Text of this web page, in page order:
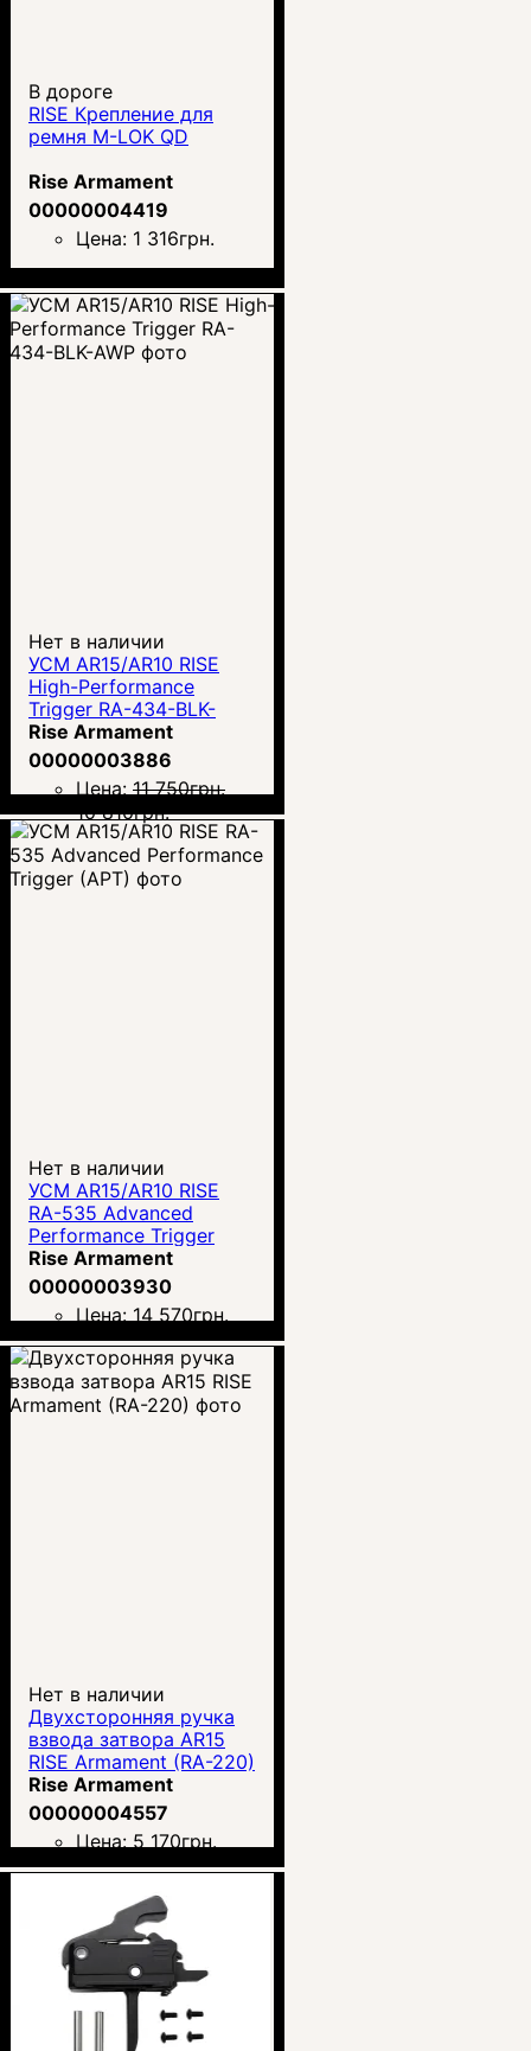
В дороге
RISE Крепление для
ремня M-LOK QD
Rise Armament
00000004419
Цена: 1 316грн.
Нет в наличии
УСМ AR15/AR10 RISE
High-Performance
Trigger RA-434-BLK-
AWP
Rise Armament
00000003886
Цена: 11 750грн.
10 810грн.
Нет в наличии
УСМ AR15/AR10 RISE
RA-535 Advanced
Performance Trigger
(APT)
Rise Armament
00000003930
Цена: 14 570грн.
Нет в наличии
Двухсторонняя ручка
взвода затвора AR15
RISE Armament (RA-220)
Rise Armament
00000004557
Цена: 5 170грн.